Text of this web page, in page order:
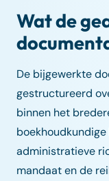
Wat de
De bijgewerkte
gestructureerd
binnen het
administratieve
mandaat en de